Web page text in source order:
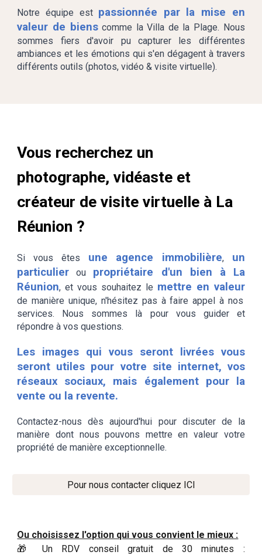
Notre équipe est passionnée par la mise en
valeur de bienscomme la Villa de la Plage. Nous
sommes fiersd'avoir pu capturer les différentes
ambiances et les émotions qui s'en dégagent à travers
différents outils (photos, vidéo & visite virtuelle).
Vous recherchez un
photographe, vidéaste et
créateur de visite virtuelle à La
Réunion ?
Si vous êtes une agence immobilière,
un
particulier ou propriétaire d'un bien à La
Réunion, et vous souhaitez le mettre en valeur
de manière unique, n'hésitez pas à faire appel à nos
services. Nous sommes là pour vous guider et
répondre à vos questions.
Les images qui vous seront livrées vous
seront utiles pour votre site internet, vos
réseaux sociaux, mais également pour la
vente ou la revente.
Contactez-nous dès aujourd'hui pour discuter de la
manière dont nous pouvons mettre en valeur votre
propriété de manière exceptionnelle.
Pour nous contacter cliquez ICI
Ou choisissez l'option qui vous convient le mieux :
🎁 Un RDV conseil gratuit de 30 minutes :